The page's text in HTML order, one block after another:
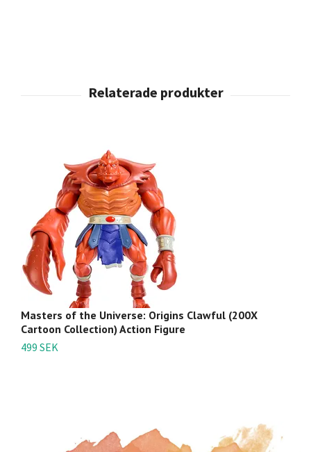
Masters of the Universe: Origins Clawful (200X
Cartoon Collection) Action Figure
499 SEK